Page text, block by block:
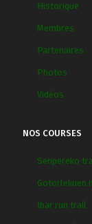
Historique
Membres
Partenaires
Photos
Vidéos
NOS COURSES
Senpereko
Gotorlekuen
Ibar run trail